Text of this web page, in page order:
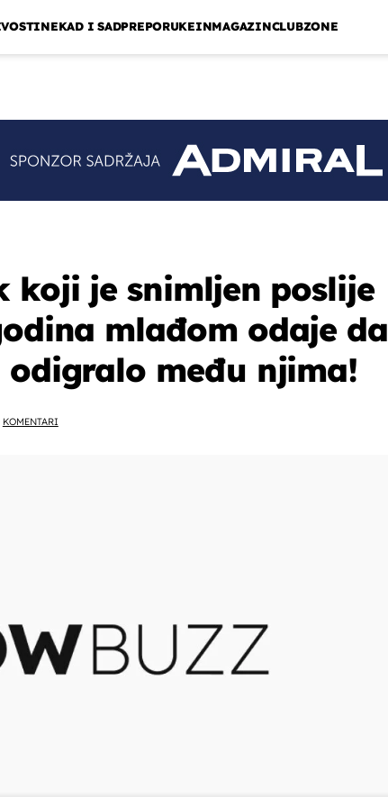
NEKAD I SADPREPORUKEINMAGAZINCLUBZONE
koji je snimljen poslije
mlađom odaje da
odigralo među njima!
KOMENTARI